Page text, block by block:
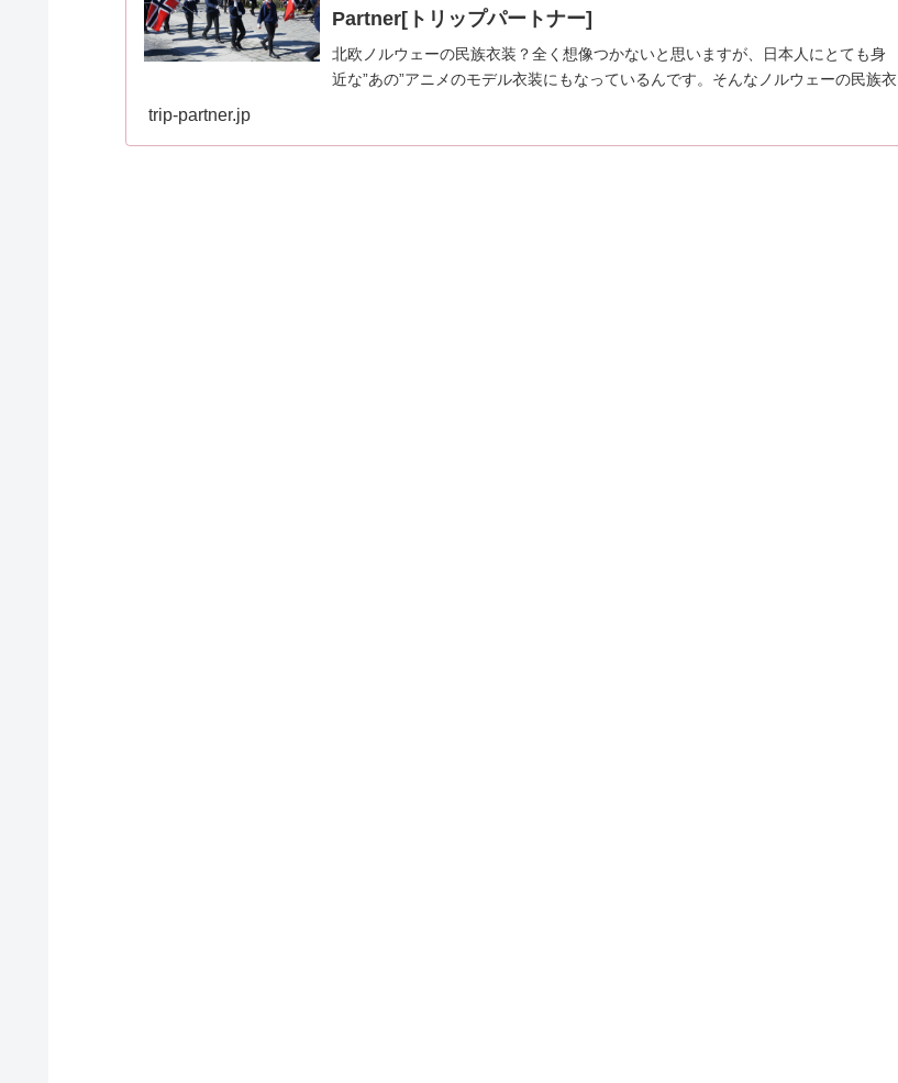
Partner[トリップパートナー]
北欧ノルウェーの民族衣装？全く想像つかないと思いますが、日本人にとても身
近な”あの”アニメのモデル衣装にもなっているんです。そんなノルウェーの民族衣
trip-partner.jp